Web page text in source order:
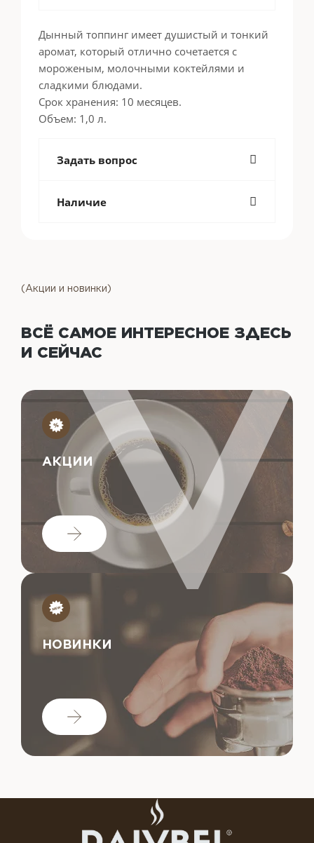
Дынный топпинг имеет душистый и тонкий
аромат, который отлично сочетается с
мороженым, молочными коктейлями и
сладкими блюдами.
Срок хранения: 10 месяцев.
Объем: 1,0 л.
Задать вопрос
Наличие
(Акции и новинки)
ВСЁ САМОЕ ИНТЕРЕСНОЕ ЗДЕСЬ
И СЕЙЧАС
АКЦИИ
НОВИНКИ